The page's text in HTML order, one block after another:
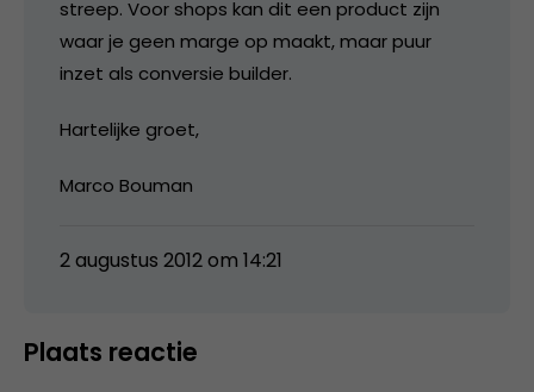
streep. Voor shops kan dit een product zijn
waar je geen marge op maakt, maar puur
inzet als conversie builder.
Hartelijke groet,
Marco Bouman
2 augustus 2012 om 14:21
Plaats reactie